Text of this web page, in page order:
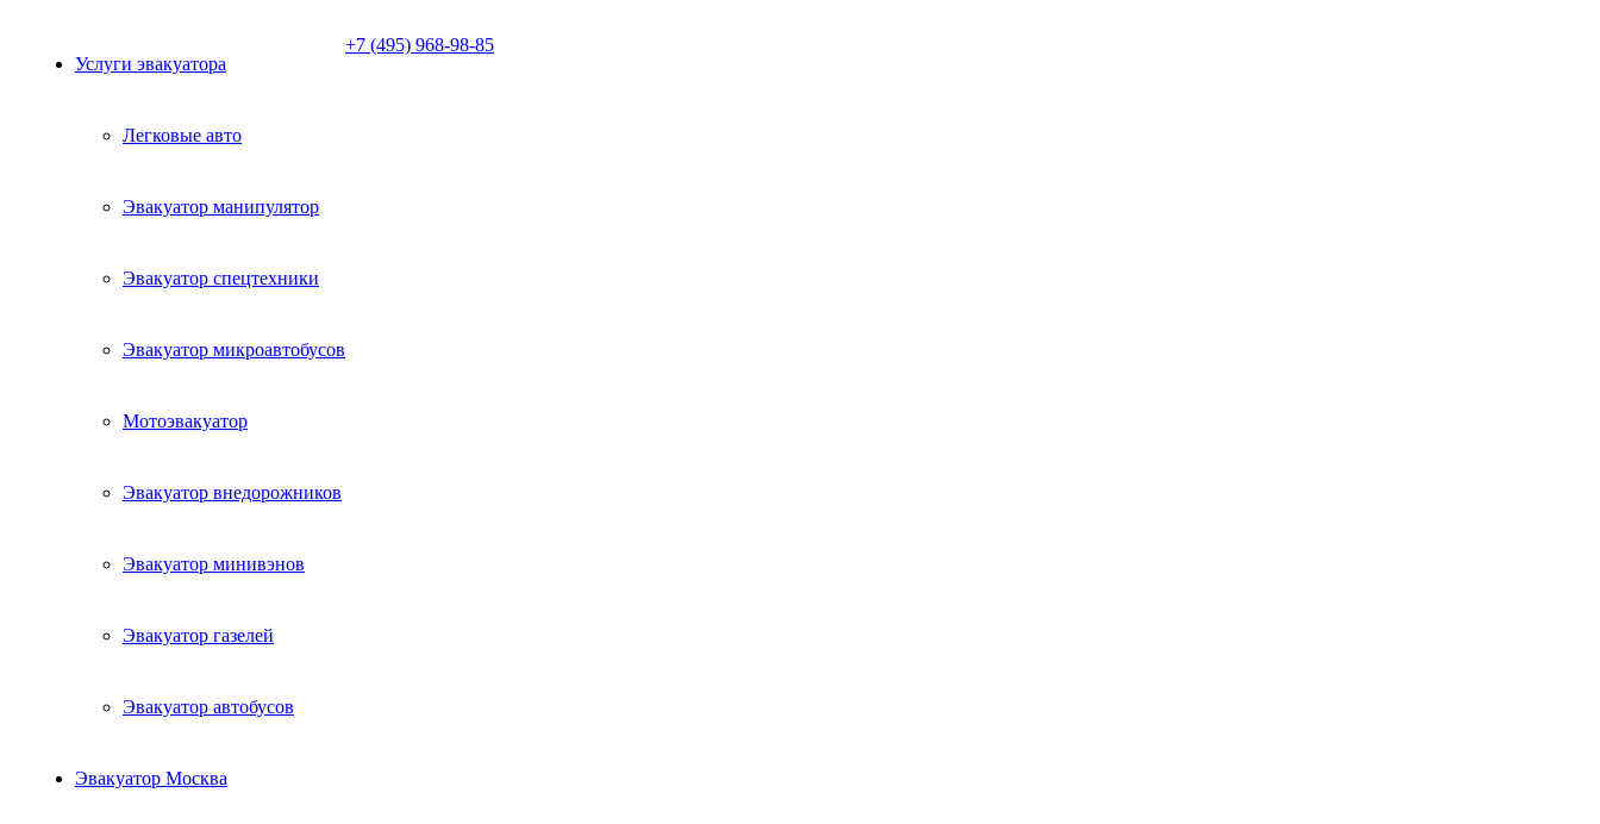
Услуги эвакуатора
Легковые авто
Эвакуатор манипулятор
Эвакуатор спецтехники
Эвакуатор микроавтобусов
Мотоэвакуатор
Эвакуатор внедорожников
Эвакуатор минивэнов
Эвакуатор газелей
Эвакуатор автобусов
Эвакуатор Москва
+7 (495) 968-98-85